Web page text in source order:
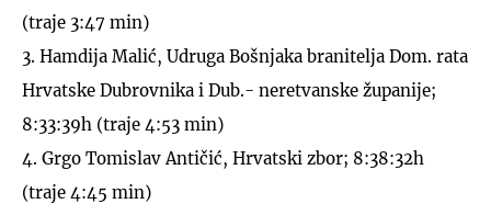
(traje 3:47 min)
3. Hamdija Malić, Udruga Bošnjaka branitelja Dom. rata
Hrvatske Dubrovnika i Dub.- neretvanske županije;
8:33:39h (traje 4:53 min)
4. Grgo Tomislav Antičić, Hrvatski zbor; 8:38:32h
(traje 4:45 min)